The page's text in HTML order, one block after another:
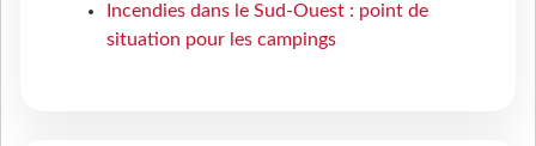
Incendies dans le Sud-Ouest : point de
situation pour les campings